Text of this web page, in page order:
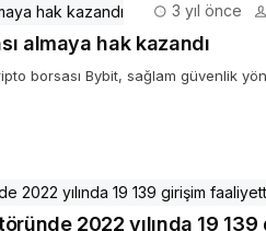
3 yıl önce
almaya hak kazandı
borsası Bybit, sağlam güvenlik
2022 yılında 19